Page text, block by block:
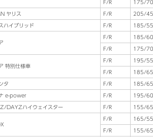
F/R 175/
ヤリス F/R 205/
ハイブリッド F/R 185/
F/R 185/
F/R 175/
特別仕様車
F/R 195/
F/R 185/
タ F/R 185/
e-power F/R 195/
DAYZハイウェイスター F/R 155/
F/R 165/
F/R 155/